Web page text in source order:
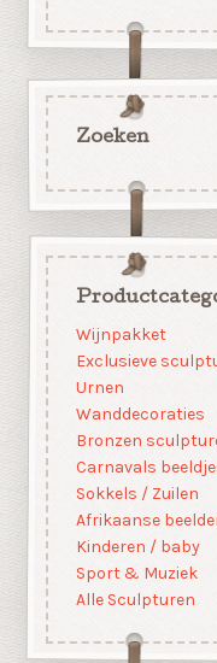
Zoeken
Wijnpakket
Exclusieve
Urnen
Wanddecoraties
Bronzen
Carnavals
Sokkels / Zuilen
Afrikaanse
Kinderen / baby
Sport & Muziek
Alle Sculpturen